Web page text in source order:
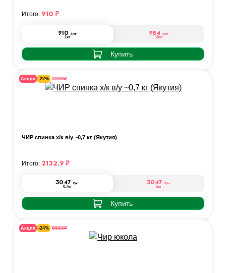
910 ₽/кг
1кг
984 ₽/кг
10кг
Купить
Итого: 910 ₽
Акция -22% 3899₽
ЧИР спинка х/к в/у ~0,7 кг (Якутия)
3047 ₽/кг
0.7кг
3047 ₽/кг
5кг
Купить
Итого: 2132.9 ₽
Акция -24% 9593₽